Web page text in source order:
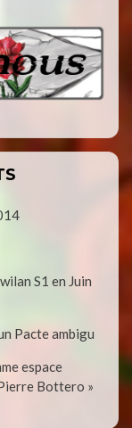
S1 en Juin
Pacte ambigu
espace
Bottero »